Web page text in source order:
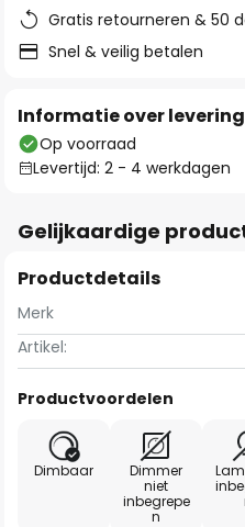
Gratis retourneren & 50
Snel & veilig betalen
Informatie over levering
Op voorraad
Levertijd: 2 - 4 werkdagen
Gelijkaardige
Productdetails
Merk
Artikel:
Productvoordelen
Dimbaar
Dimmer
niet
inbegrepe
n